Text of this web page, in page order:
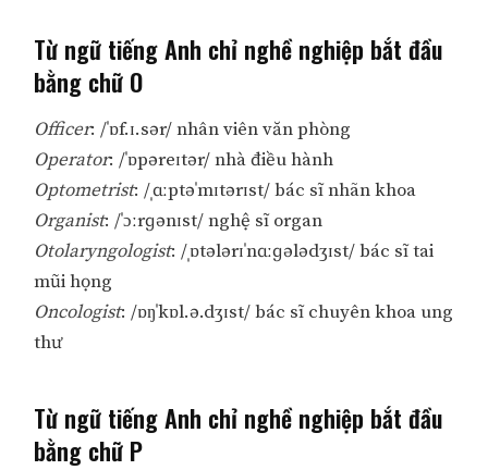
Từ ngữ tiếng Anh chỉ nghề nghiệp bắt đầu
bằng chữ O
Officer: /ˈɒf.ɪ.sər/ nhân viên văn phòng
Operator: /ˈɒpəreɪtər/ nhà điều hành
Optometrist: /ˌɑːptəˈmɪtərɪst/ bác sĩ nhãn khoa
Organist: /ˈɔːrɡənɪst/ nghệ sĩ organ
Otolaryngologist: /ˌɒtələrɪˈnɑːɡələdʒɪst/ bác sĩ tai
mũi họng
Oncologist: /ɒŋˈkɒl.ə.dʒɪst/ bác sĩ chuyên khoa ung
thư
Từ ngữ tiếng Anh chỉ nghề nghiệp bắt đầu
bằng chữ P